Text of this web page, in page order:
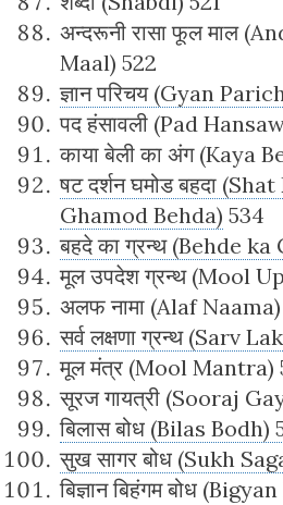
अन्दरूनी रासा फूल माल
Maal) 522
ज्ञान परिचय (Gyan
पद हंसावली (Pad
काया बेली का अंग (Kaya
षट दर्शन घमोड बहदा
Ghamod Behda) 534
बहदे का ग्रन्थ (Behde
मूल उपदेश ग्रन्थ (Mool
अलफ नामा (Alaf
सर्व लक्षणा ग्रन्थ (Sarv
मूल मंत्र (Mool Mantra)
सूरज गायत्री (Sooraj
बिलास बोध (Bilas Bodh)
सुख सागर बोध (Sukh
बिज्ञान बिहंगम बोध